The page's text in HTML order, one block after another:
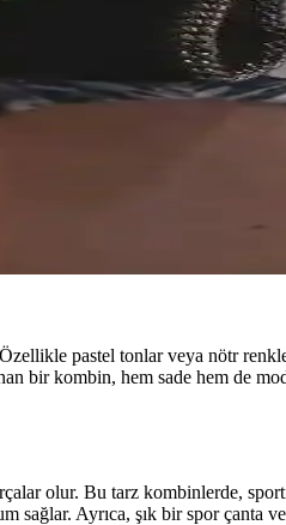
Esnek tasarımıyla uniseks
Detaylı İnceleme
yapısı güvenlik endişesi
Bilgi
eder. Askı uzunluğu ve
pastel tonlar veya nötr
bir kombin, hem sade hem de
olur. Bu tarz kombinlerde,
Ayrıca, şık bir spor çanta